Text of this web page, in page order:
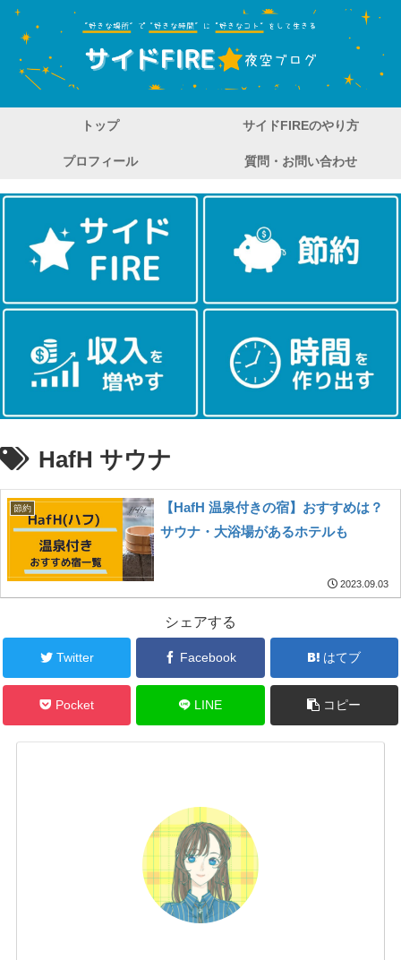
トップ サイドFIREのやり方
プロフィール 質問・お問い合わせ
HafH サウナ
節約
【HafH 温泉付きの宿】おすすめは？
サウナ・大浴場があるホテルも
2023.09.03
シェアする
Twitter Facebook はてブ
Pocket LINE コピー